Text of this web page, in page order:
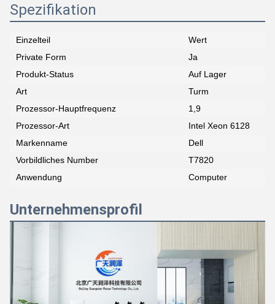
Spezifikation
Einzelteil
Wert
Private Form
Ja
Produkt-Status
Auf Lager
Art
Turm
Prozessor-Hauptfrequenz
1,9
Prozessor-Art
Intel Xeon 6128
Markenname
Dell
Vorbildliches Number
T7820
Anwendung
Computer
Unternehmensprofil